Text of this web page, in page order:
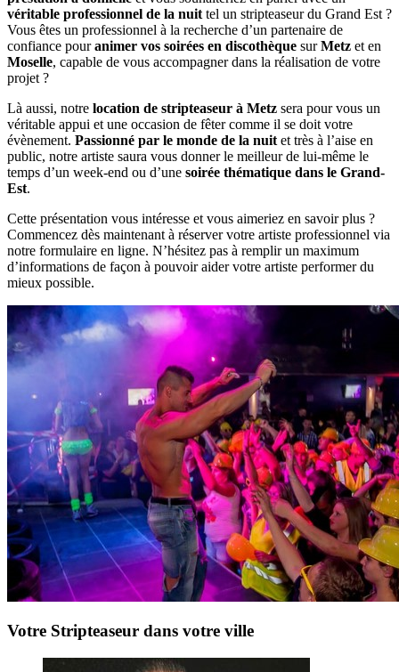
véritable professionnel de la nuit tel un stripteaseur du Grand Est ?
Vous êtes un professionnel à la recherche d’un partenaire de
confiance pouranimer vos soirées en discothèque surMetz et en
Moselle, capable de vous accompagner dans la réalisation de votre
projet ?
Là aussi, notre location de stripteaseur à Metz sera pour vous un
véritable appui et une occasion de fêter comme il se doit votre
évènement. Passionné par le monde de la nuit et très à l’aise en
public, notre artiste saura vous donner le meilleur de lui-même le
temps d’un week-end ou d’une soirée thématique dans le Grand-
Est.
Cette présentation vous intéresse et vous aimeriez en savoir plus ?
Commencez dès maintenant à réserver votre artiste professionnel via
notre formulaire en ligne. N’hésitez pas à remplir un maximum
d’informations de façon à pouvoir aider votre artiste performer du
mieux possible.
Votre Stripteaseur dans votre ville